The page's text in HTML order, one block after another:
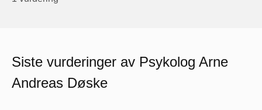
Siste vurderinger av Psykolog Arne
Andreas Døske